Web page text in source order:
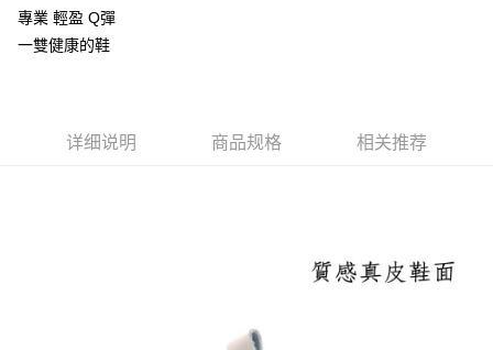
付款後萊爾富取貨
專業 輕盈 Q彈
一雙健康的鞋
详细说明 商品规格 相关推荐